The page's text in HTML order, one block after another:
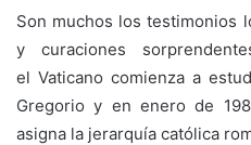
Son muchos los testimonios
y curaciones
el Vaticano comienza a
Gregorio y en enero de
asigna la jerarquía católica